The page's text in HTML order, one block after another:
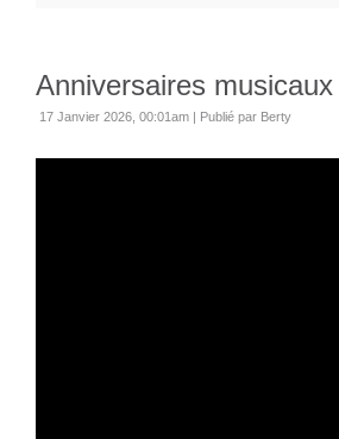
Anniversaires
17 Janvier 2026, 00:01am | Publié par Berty